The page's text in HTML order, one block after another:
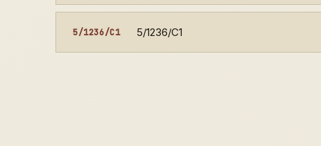
5/1236/C1 5/1236/C1